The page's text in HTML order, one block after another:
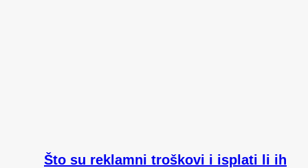
Što su reklamni troškovi i isplati li ih